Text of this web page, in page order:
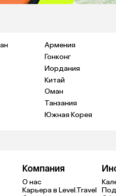
Армения
Гонконг
Иордания
Китай
Оман
Танзания
Южная Корея
Компания
О нас
Карьера в Level.Travel